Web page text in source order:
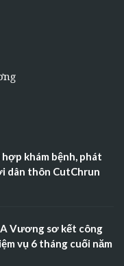
khám bệnh, phát
dân thôn CutChrun
Vương sơ kết công
vụ 6 tháng cuối năm